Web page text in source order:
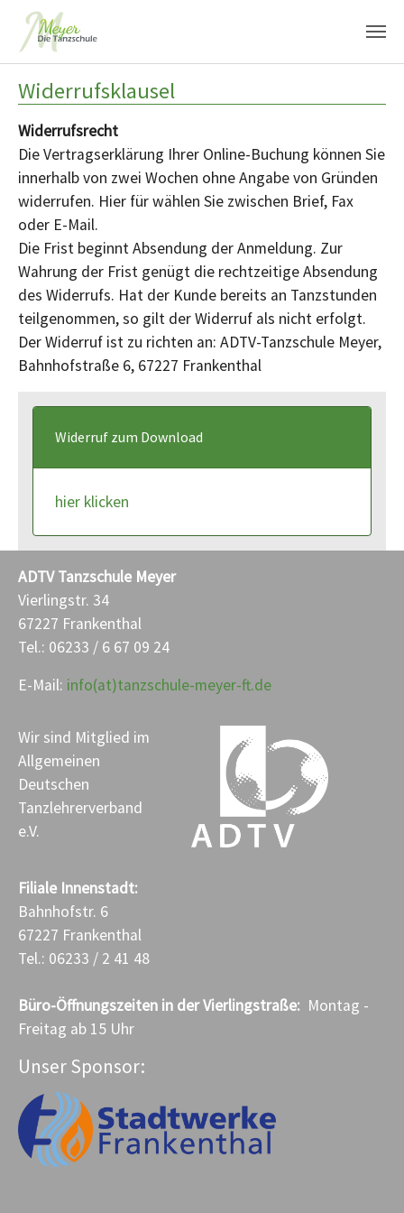
Widerrufsklausel
Widerrufsrecht
Die Vertragserklärung Ihrer Online-Buchung können Sie
innerhalb von zwei Wochen ohne Angabe von Gründen
widerrufen. Hier für wählen Sie zwischen Brief, Fax
oder E-Mail.
Die Frist beginnt Absendung der Anmeldung. Zur
Wahrung der Frist genügt die rechtzeitige Absendung
des Widerrufs. Hat der Kunde bereits an Tanzstunden
teilgenommen, so gilt der Widerruf als nicht erfolgt.
Der Widerruf ist zu richten an: ADTV-Tanzschule Meyer,
Bahnhofstraße 6, 67227 Frankenthal
Widerruf zum Download
hier klicken
ADTV Tanzschule Meyer
Vierlingstr. 34
67227 Frankenthal
Tel.: 06233 / 6 67 09 24
E-Mail: info(at)tanzschule-meyer-ft.de
Wir sind Mitglied im
Allgemeinen
Deutschen
Tanzlehrerverband
e.V.
Filiale Innenstadt:
Bahnhofstr. 6
67227 Frankenthal
Tel.: 06233 / 2 41 48
Büro-Öffnungszeiten in der Vierlingstraße: Montag -
Freitag ab 15 Uhr
Unser Sponsor: